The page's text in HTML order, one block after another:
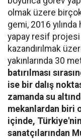
olmak üzere
gemi, 2016
yapay resif projesi
kazandırılmak
yakınlarında 30
batırılması
ise bir dalış
zamanda su
mekanlardan biri
içinde,
sanatçılarından